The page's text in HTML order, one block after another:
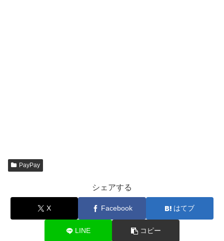
PayPay
シェアする
X Facebook はてブ
LINE コピー